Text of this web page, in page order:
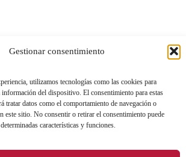
Gestionar consentimiento
utilizamos tecnologías como las cookies para
información del dispositivo. El consentimiento para estas
tratar datos como el comportamiento de navegación o
este sitio. No consentir o retirar el consentimiento puede
características y funciones.